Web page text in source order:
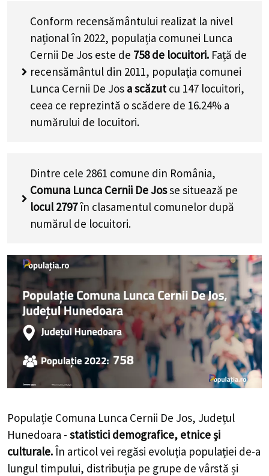
Conform recensământului realizat la nivel
național în 2022, populația comunei Lunca
Cernii De Jos este de 758de locuitori. Față de
recensământul din 2011, populația comunei
Lunca Cernii De Jos a scăzut cu 147 locuitori,
ceea ce reprezintă o scădere de 16.24% a
numărului de locuitori.
Dintre cele 2861 comune din România,
Comuna Lunca Cernii De Josse situează pe
locul 2797în clasamentul comunelor după
numărul de locuitori.
Populație Comuna Lunca Cernii De Jos, Județul
Hunedoara - statistici demografice, etnice și
culturale.În articol vei regăsi evoluția populației de-a
lungul timpului, distribuția pe grupe de vârstă și